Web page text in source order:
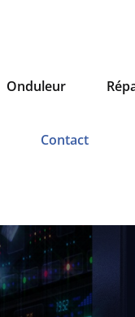
Onduleur
Contact